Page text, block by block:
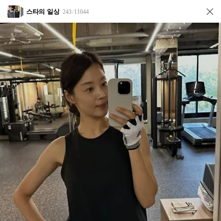
스타의 일상 243/11044